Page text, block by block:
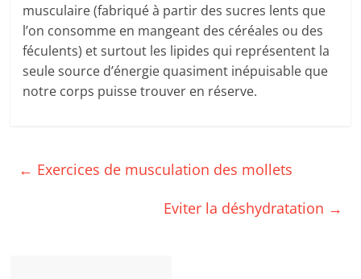
musculaire (fabriqué à partir des sucres lents que
l’on consomme en mangeant des céréales ou des
féculents) et surtout les lipides qui représentent la
seule source d’énergie quasiment inépuisable que
notre corps puisse trouver en réserve.
← Exercices de musculation des mollets
Eviter la déshydratation →